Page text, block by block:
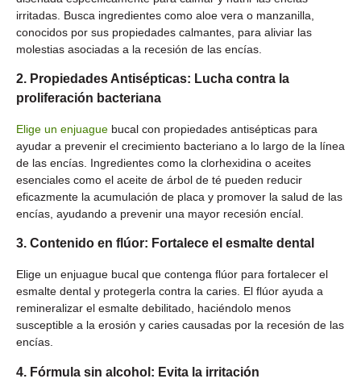
irritadas. Busca ingredientes como aloe vera o manzanilla,
conocidos por sus propiedades calmantes, para aliviar las
molestias asociadas a la recesión de las encías.
2. Propiedades Antisépticas: Lucha contra la
proliferación bacteriana
Elige un enjuague bucal con propiedades antisépticas para
ayudar a prevenir el crecimiento bacteriano a lo largo de la línea
de las encías. Ingredientes como la clorhexidina o aceites
esenciales como el aceite de árbol de té pueden reducir
eficazmente la acumulación de placa y promover la salud de las
encías, ayudando a prevenir una mayor recesión encíal.
3. Contenido en flúor: Fortalece el esmalte dental
Elige un enjuague bucal que contenga flúor para fortalecer el
esmalte dental y protegerla contra la caries. El flúor ayuda a
remineralizar el esmalte debilitado, haciéndolo menos
susceptible a la erosión y caries causadas por la recesión de las
encías.
4. Fórmula sin alcohol: Evita la irritación